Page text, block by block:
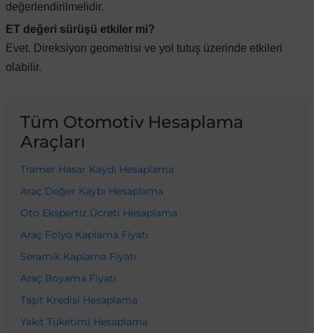
değerlendirilmelidir.
ET değeri sürüşü etkiler mi?
Evet. Direksiyon geometrisi ve yol tutuş üzerinde etkileri
olabilir.
Tüm Otomotiv Hesaplama
Araçları
Tramer Hasar Kaydı Hesaplama
Araç Değer Kaybı Hesaplama
Oto Ekspertiz Ücreti Hesaplama
Araç Folyo Kaplama Fiyatı
Seramik Kaplama Fiyatı
Araç Boyama Fiyatı
Taşıt Kredisi Hesaplama
Yakıt Tüketimi Hesaplama